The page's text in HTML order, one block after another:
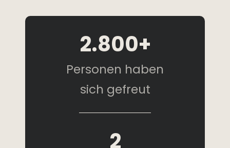
2.800+
Personen haben
sich gefreut
2